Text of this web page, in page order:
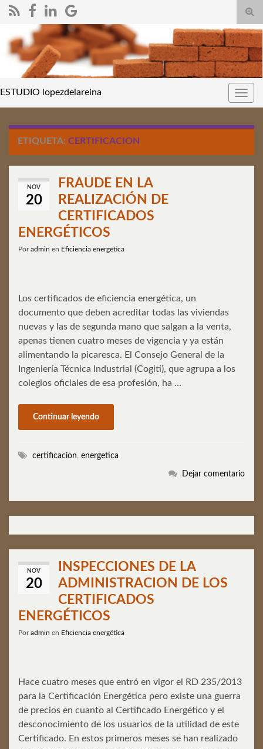
el
de
ESTUDIO lopezdelareina
ETIQUETA: CERTIFICACION
NOV
20
FRAUDE EN LA
REALIZACIÓN DE
CERTIFICADOS
ENERGÉTICOS
Poradmin en Eficiencia energética
Los certificados de eficiencia energética, un
documento que deben acreditar todas las viviendas
nuevas y las de segunda mano que salgan a la venta,
apenas tienen cuatro meses de vigencia y ya están
alimentando la picaresca. El Consejo General de la
Ingeniería Técnica Industrial (Cogiti), que agrupa a los
colegios oficiales de esa profesión, ha …
Continuar leyendo
certificacion, energetica
Dejar comentario
NOV
20
INSPECCIONES DE LA
ADMINISTRACION DE LOS
CERTIFICADOS
ENERGÉTICOS
Poradmin en Eficiencia energética
Hace cuatro meses que entró en vigor el RD 235/2013
para la Certificación Energética pero existe una guerra
de precios en cuanto al Certificado Energético y el
desconocimiento de los usuarios de la utilidad de este
Certificado. En estos primeros meses se han realizado